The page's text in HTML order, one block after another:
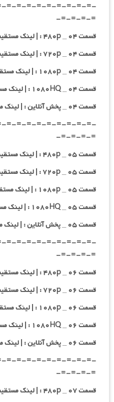
=-=-=-=-=-=-=-=-=-
=-=-=-=-
قسمت ۰۴ _ ۴۸۰p : | لینک مستقیم |
قسمت ۰۴ _ ۷۲۰p : | لینک مستقیم |
قسمت ۰۴ _ ۱۰۸۰p : | لینک مستقیم |
قسمت ۰۴ _ ۱۰۸۰HQ : | لینک مستقیم |
قسمت ۰۴ _ پخش آنلاین : | لینک مستقیم |
=-=-=-=-=-=-=-=-=-
=-=-=-=-
قسمت ۰۵ _ ۴۸۰p : | لینک مستقیم |
قسمت ۰۵ _ ۷۲۰p : | لینک مستقیم |
قسمت ۰۵ _ ۱۰۸۰p : | لینک مستقیم |
قسمت ۰۵ _ ۱۰۸۰HQ : | لینک مستقیم |
قسمت ۰۵ _ پخش آنلاین : | لینک مستقیم |
=-=-=-=-=-=-=-=-=-
=-=-=-=-
قسمت ۰۶ _ ۴۸۰p : | لینک مستقیم |
قسمت ۰۶ _ ۷۲۰p : | لینک مستقیم |
قسمت ۰۶ _ ۱۰۸۰p : | لینک مستقیم |
قسمت ۰۶ _ ۱۰۸۰HQ : | لینک مستقیم |
قسمت ۰۶ _ پخش آنلاین : | لینک مستقیم |
=-=-=-=-=-=-=-=-=-
=-=-=-=-
قسمت ۰۷ _ ۴۸۰p : | لینک مستقیم |